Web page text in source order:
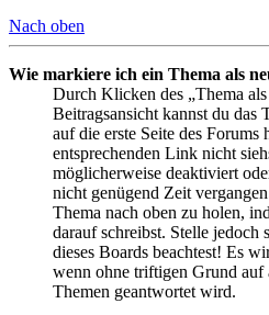
Nach oben
Wie markiere ich ein Thema als
Durch Klicken des „Thema
Beitragsansicht kannst du das
auf die erste Seite des Forums
entsprechenden Link nicht
möglicherweise deaktiviert
nicht genügend Zeit
Thema nach oben zu holen,
darauf schreibst. Stelle jedoch
dieses Boards beachtest! Es
wenn ohne triftigen Grund auf
Themen geantwortet wird.